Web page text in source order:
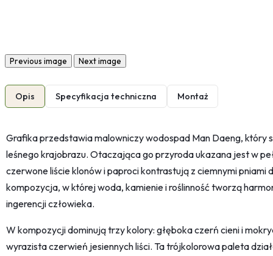
Previous image Next image
Opis Specyfikacja techniczna Montaż
Grafika przedstawia malowniczy wodospad Man Daeng, który
leśnego krajobrazu. Otaczająca go przyroda ukazana jest w
czerwone liście klonów i paproci kontrastują z ciemnymi pniami
kompozycja, w której woda, kamienie i roślinność tworzą
ingerencji człowieka.
W kompozycji dominują trzy kolory: głęboka czerń cieni i
wyrazista czerwień jesiennych liści. Ta trójkolorowa paleta